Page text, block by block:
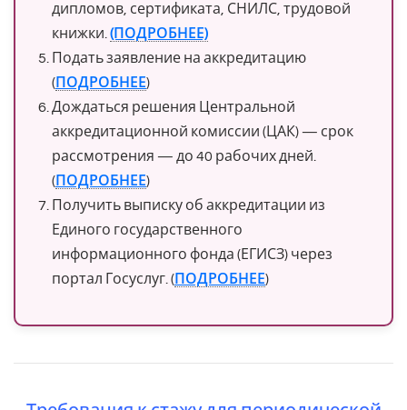
дипломов, сертификата, СНИЛС, трудовой
книжки. (ПОДРОБНЕЕ)
Подать заявление на аккредитацию
(ПОДРОБНЕЕ)
Дождаться решения Центральной
аккредитационной комиссии (ЦАК) — срок
рассмотрения — до 40 рабочих дней.
(ПОДРОБНЕЕ)
Получить выписку об аккредитации из
Единого государственного
информационного фонда (ЕГИСЗ) через
портал Госуслуг. (ПОДРОБНЕЕ)